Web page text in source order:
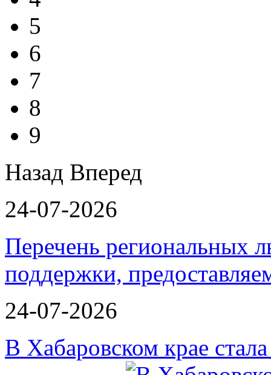
5
6
7
8
9
Назад Вперед
24-07-2026
Перечень региональных
поддержки,
24-07-2026
В Хабаровском крае